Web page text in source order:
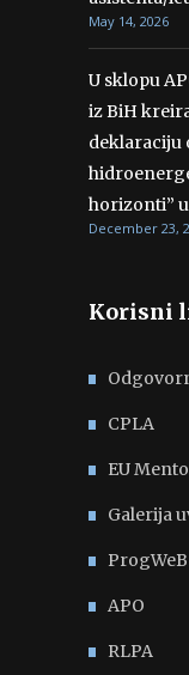
May 14, 2026
U sklopu
iz BiH
deklaraciju
horizonti”
December 23,
Korisni
CPLA
EU
Galerija
ProgWeB
APO
RLPA